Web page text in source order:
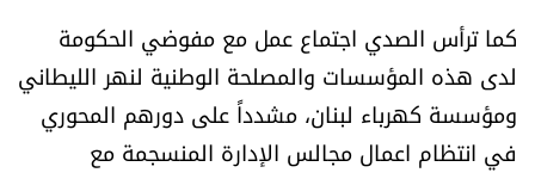
ثقافة وفنون
فصل من كتاب
كما ترأس الصدي اجتماع عمل مع مفوضي الحكومة
لدى هذه المؤسسات والمصلحة الوطنية لنهر الليطاني
ومؤسسة كهرباء لبنان، مشدداً على دورهم المحوري
في انتظام اعمال مجالس الإدارة المنسجمة مع